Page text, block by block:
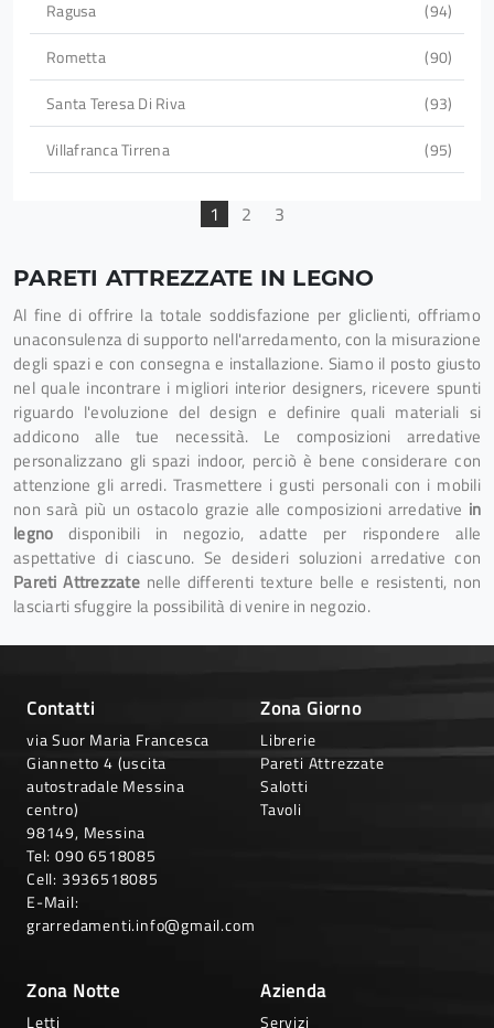
Ragusa
94
Rometta
90
Santa Teresa Di Riva
93
Villafranca Tirrena
95
1 2 3
PARETI ATTREZZATE IN LEGNO
Al fine di offrire la totale soddisfazione per gliclienti, offriamo
unaconsulenza di supporto nell'arredamento, con la misurazione
degli spazi e con consegna e installazione. Siamo il posto giusto
nel quale incontrare i migliori interior designers, ricevere spunti
riguardo l'evoluzione del design e definire quali materiali si
addicono alle tue necessità. Le composizioni arredative
personalizzano gli spazi indoor, perciò è bene considerare con
attenzione gli arredi. Trasmettere i gusti personali con i mobili
non sarà più un ostacolo grazie alle composizioni arredative in
legno disponibili in negozio, adatte per rispondere alle
aspettative di ciascuno. Se desideri soluzioni arredative con
Pareti Attrezzatenelle differenti texture belle e resistenti, non
lasciarti sfuggire la possibilità di venire in negozio.
Contatti
via Suor Maria Francesca
Giannetto 4 (uscita
autostradale Messina
centro)
98149, Messina
Tel: 090 6518085
Cell: 3936518085
E-Mail:
grarredamenti.info@gmail.com
Zona Giorno
Librerie
Pareti Attrezzate
Salotti
Tavoli
Zona Notte
Letti
Azienda
Servizi